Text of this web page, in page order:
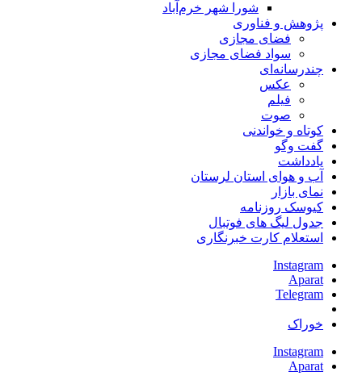
شورا شهر خرم‌آباد
پژوهش و فناوری
فضای مجازی
سواد فضای مجازی
چندرسانه‌ای
عكس
فیلم
صوت
کوتاه و خواندنی
گفت وگو
یادداشت
آب و هوای استان لرستان
نمای بازار
کیوسک روزنامه
جدول لیگ های فوتبال
استعلام کارت خبرنگاری
Instagram
Aparat
Telegram
خوراک
Instagram
Aparat